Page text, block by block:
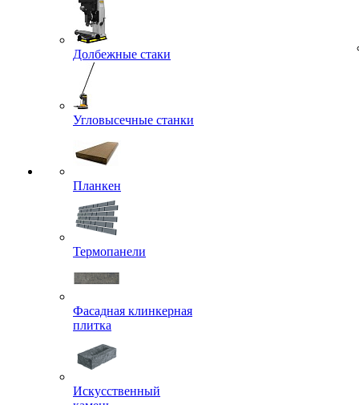
Долбежные стаки
Угловысечные станки
Планкен
Термопанели
Фасадная клинкерная
плитка
Искусственный